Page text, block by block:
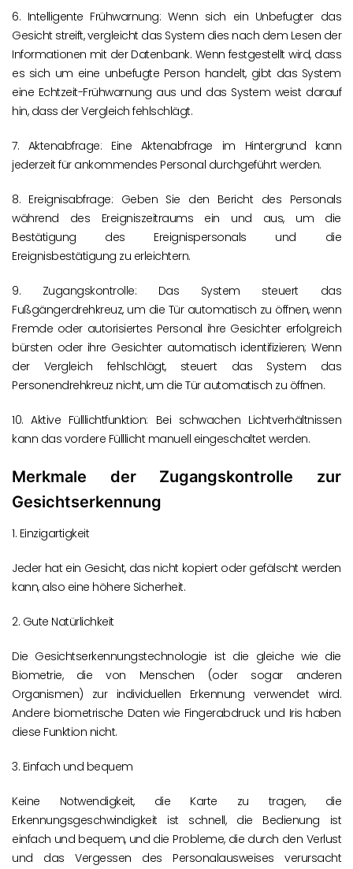
6. Intelligente Frühwarnung: Wenn sich ein Unbefugter das
Gesicht streift, vergleicht das System dies nach dem Lesen der
Informationen mit der Datenbank. Wenn festgestellt wird, dass
es sich um eine unbefugte Person handelt, gibt das System
eine Echtzeit-Frühwarnung aus und das System weist darauf
hin, dass der Vergleich fehlschlägt.
7. Aktenabfrage: Eine Aktenabfrage im Hintergrund kann
jederzeit für ankommendes Personal durchgeführt werden.
8. Ereignisabfrage: Geben Sie den Bericht des Personals
während des Ereigniszeitraums ein und aus, um die
Bestätigung des Ereignispersonals und die
Ereignisbestätigung zu erleichtern.
9. Zugangskontrolle: Das System steuert das
Fußgängerdrehkreuz, um die Tür automatisch zu öffnen, wenn
Fremde oder autorisiertes Personal ihre Gesichter erfolgreich
bürsten oder ihre Gesichter automatisch identifizieren; Wenn
der Vergleich fehlschlägt, steuert das System das
Personendrehkreuz nicht, um die Tür automatisch zu öffnen.
10. Aktive Fülllichtfunktion: Bei schwachen Lichtverhältnissen
kann das vordere Fülllicht manuell eingeschaltet werden.
Merkmale der Zugangskontrolle zur
Gesichtserkennung
1. Einzigartigkeit
Jeder hat ein Gesicht, das nicht kopiert oder gefälscht werden
kann, also eine höhere Sicherheit.
2. Gute Natürlichkeit
Die Gesichtserkennungstechnologie ist die gleiche wie die
Biometrie, die von Menschen (oder sogar anderen
Organismen) zur individuellen Erkennung verwendet wird.
Andere biometrische Daten wie Fingerabdruck und Iris haben
diese Funktion nicht.
3. Einfach und bequem
Keine Notwendigkeit, die Karte zu tragen, die
Erkennungsgeschwindigkeit ist schnell, die Bedienung ist
einfach und bequem, und die Probleme, die durch den Verlust
und das Vergessen des Personalausweises verursacht